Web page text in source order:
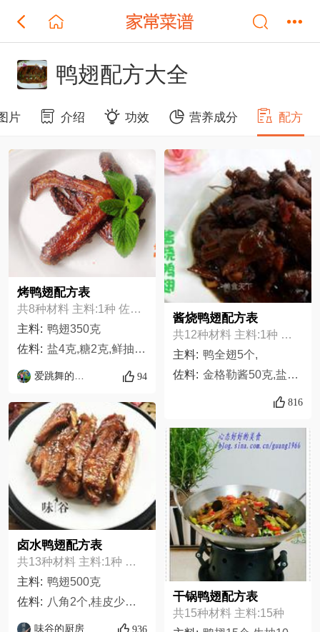
鸭翅配方大全
片 介绍 功效 营养成分 配方
烤鸭翅配方表
共8种材料 主料:1种 佐料:7种
主料: 鸭翅350克
佐料: 盐4克,糖2克,鲜抽1调羹,料酒2调羹,蜂蜜1调羹,胡椒粉3克,孜然粉4克
爱跳舞的老太 94
卤水鸭翅配方表
共13种材料 主料:1种 佐料:12种
主料: 鸭翅500克
佐料: 八角2个,桂皮少许其他,香叶少许其他,陈皮1块,甘草1片,草果1个,生抽4勺,老抽2勺,料酒2勺,冰糖25克,葱少许其他,姜适量
味谷的厨房 936
酱烧鸭翅配方表
共12种材料 主料:1种 佐料:11种
主料: 鸭全翅5个,
佐料: 金格勒酱50克,盐适量,油适量,料酒适量,葱适量,姜适量,冰糖适量,鸡精适量,老抽几滴,干辣椒适量,八角适量
816
干锅鸭翅配方表
共15种材料 主料:15种